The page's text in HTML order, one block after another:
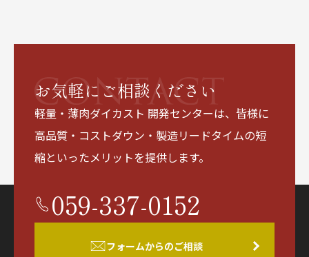
お気軽にご相談ください
軽量・薄肉ダイカスト 開発センターは、皆様に
高品質・コストダウン・製造リードタイムの短
縮といったメリットを提供します。
059-337-0152
フォームからのご相談